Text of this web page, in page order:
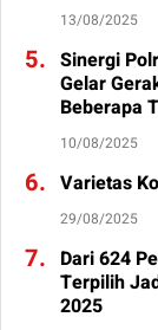
13/08/2025
5. Sinergi
Gelar
Beberapa
10/08/2025
6. Varietas
29/08/2025
7. Dari 624
Terpilih
2025